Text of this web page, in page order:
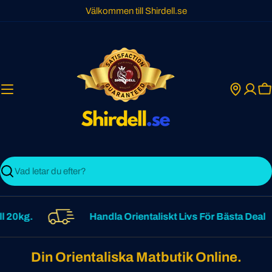
to
Välkommen till Shirdell.se
Search
Handla Orientaliskt Livs För Bästa Deal
Din Orientaliska Matbutik Online.